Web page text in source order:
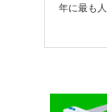
年に最も